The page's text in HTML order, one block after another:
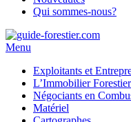
Qui sommes-nous?
Menu
Exploitants et
L’Immobilier Forestier
Négociants en
Matériel